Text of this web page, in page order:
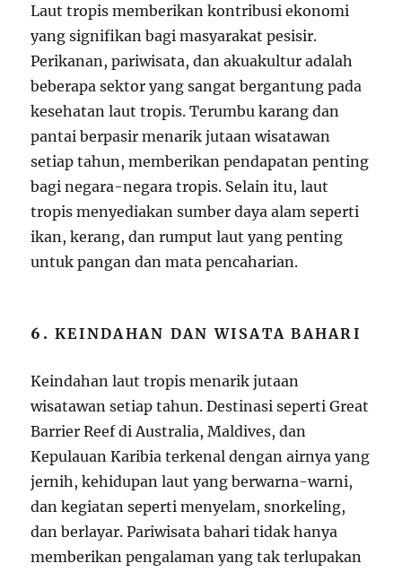
Laut tropis memberikan kontribusi ekonomi
yang signifikan bagi masyarakat pesisir.
Perikanan, pariwisata, dan akuakultur adalah
beberapa sektor yang sangat bergantung pada
kesehatan laut tropis. Terumbu karang dan
pantai berpasir menarik jutaan wisatawan
setiap tahun, memberikan pendapatan penting
bagi negara-negara tropis. Selain itu, laut
tropis menyediakan sumber daya alam seperti
ikan, kerang, dan rumput laut yang penting
untuk pangan dan mata pencaharian.
6.KEINDAHAN DAN WISATA BAHARI
Keindahan laut tropis menarik jutaan
wisatawan setiap tahun. Destinasi seperti Great
Barrier Reef di Australia, Maldives, dan
Kepulauan Karibia terkenal dengan airnya yang
jernih, kehidupan laut yang berwarna-warni,
dan kegiatan seperti menyelam, snorkeling,
dan berlayar. Pariwisata bahari tidak hanya
memberikan pengalaman yang tak terlupakan